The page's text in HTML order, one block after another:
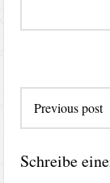
Previous post
Schreibe